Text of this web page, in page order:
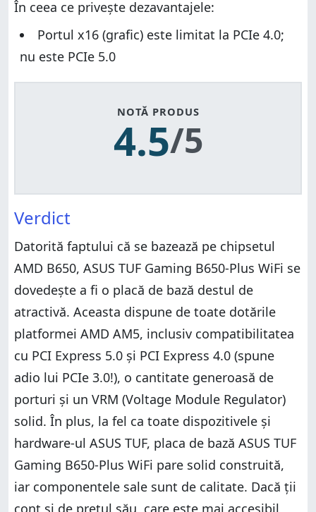
În ceea ce privește dezavantajele:
Portul x16 (grafic) este limitat la PCIe 4.0;
nu este PCIe 5.0
NOTĂ PRODUS
4.5/5
Verdict
Datorită faptului că se bazează pe chipsetul
AMD B650, ASUS TUF Gaming B650-Plus WiFi se
dovedește a fi o placă de bază destul de
atractivă. Aceasta dispune de toate dotările
platformei AMD AM5, inclusiv compatibilitatea
cu PCI Express 5.0 și PCI Express 4.0 (spune
adio lui PCIe 3.0!), o cantitate generoasă de
porturi și un VRM (Voltage Module Regulator)
solid. În plus, la fel ca toate dispozitivele și
hardware-ul ASUS TUF, placa de bază ASUS TUF
Gaming B650-Plus WiFi pare solid construită,
iar componentele sale sunt de calitate. Dacă ții
cont și de prețul său, care este mai accesibil